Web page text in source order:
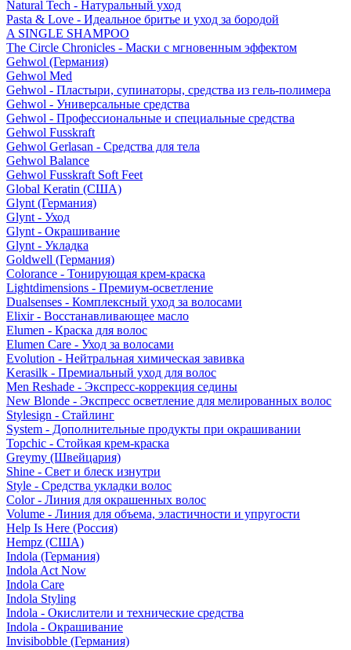
Natural Tech - Натуральный уход
Pasta & Love - Идеальное бритье и уход за бородой
A SINGLE SHAMPOO
The Circle Chronicles - Маски с мгновенным эффектом
Gehwol (Германия)
Gehwol Med
Gehwol - Пластыри, супинаторы, средства из гель-полимера
Gehwol - Универсальные средства
Gehwol - Профессиональные и специальные средства
Gehwol Fusskraft
Gehwol Gerlasan - Средства для тела
Gehwol Balance
Gehwol Fusskraft Soft Feet
Global Keratin (США)
Glynt (Германия)
Glynt - Уход
Glynt - Окрашивание
Glynt - Укладка
Goldwell (Германия)
Colorance - Тонирующая крем-краска
Lightdimensions - Премиум-осветление
Dualsenses - Комплексный уход за волосами
Elixir - Восстанавливающее масло
Elumen - Краска для волос
Elumen Care - Уход за волосами
Evolution - Нейтральная химическая завивка
Kerasilk - Премиальный уход для волос
Men Reshade - Экспресс-коррекция седины
New Blonde - Экспресс осветление для мелированных волос
Stylesign - Стайлинг
System - Дополнительные продукты при окрашивании
Topchic - Стойкая крем-краска
Greymy (Швейцария)
Shine - Свет и блеск изнутри
Style - Средства укладки волос
Color - Линия для окрашенных волос
Volume - Линия для объема, эластичности и упругости
Help Is Here (Россия)
Hempz (США)
Indola (Германия)
Indola Act Now
Indola Care
Indola Styling
Indola - Окислители и технические средства
Indola - Окрашивание
Invisibobble (Германия)